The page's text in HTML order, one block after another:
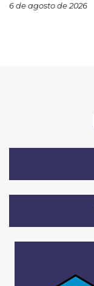
6 de agosto de 2026